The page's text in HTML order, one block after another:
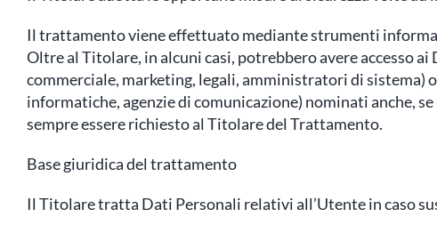
Il trattamento viene effettuato mediante strumenti
Oltre al Titolare, in alcuni casi, potrebbero avere accesso
commerciale, marketing, legali, amministratori di
informatiche, agenzie di comunicazione) nominati anche,
sempre essere richiesto al Titolare del Trattamento.
Base giuridica del trattamento
Il Titolare tratta Dati Personali relativi all’Utente in caso